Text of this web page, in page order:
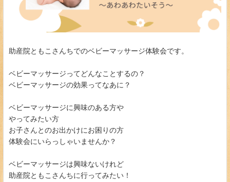
助産院ともこさんちでのベビーマッサージ体験会です。
ベビーマッサージってどんなことするの？
ベビーマッサージの効果ってなあに？
ベビーマッサージに興味のある方や
やってみたい方
お子さんとのお出かけにお困りの方
体験会にいらっしゃいませんか？
ベビーマッサージは興味ないけれど
助産院ともこさんちに行ってみたい！